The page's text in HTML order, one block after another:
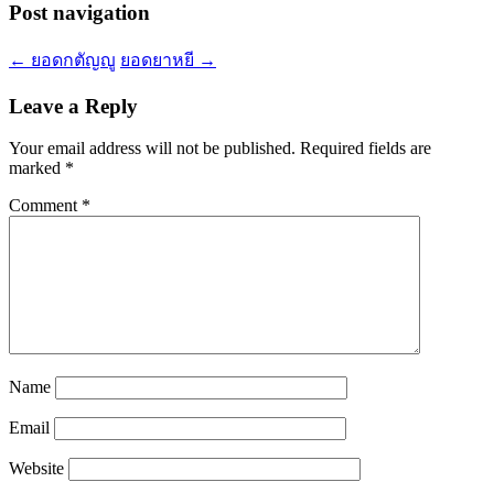
Post navigation
← ยอดกตัญญู ยอดยาหยี →
Leave a Reply
Your email address will not be published. Required fields are
marked *
Comment *
Name
Email
Website